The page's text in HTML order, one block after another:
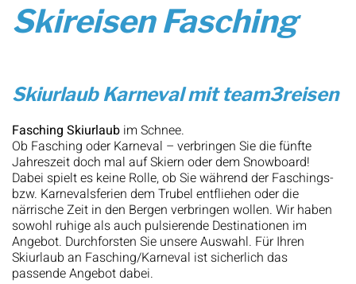
Skireisen Fasching
Skiurlaub Karneval mit team3reisen
Fasching Skiurlaub im Schnee.
Ob Fasching oder Karneval – verbringen Sie die fünfte
Jahreszeit doch mal auf Skiern oder dem Snowboard!
Dabei spielt es keine Rolle, ob Sie während der Faschings-
bzw. Karnevalsferien dem Trubel entfliehen oder die
närrische Zeit in den Bergen verbringen wollen. Wir haben
sowohl ruhige als auch pulsierende Destinationen im
Angebot. Durchforsten Sie unsere Auswahl. Für Ihren
Skiurlaub an Fasching/Karneval ist sicherlich das
passende Angebot dabei.